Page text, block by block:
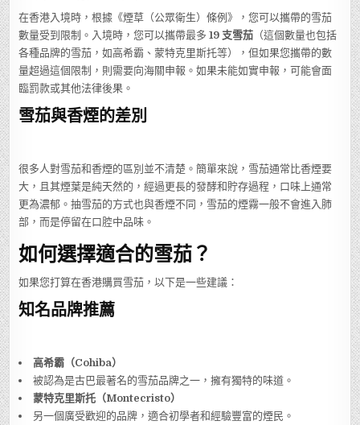
在香港入境時，根據《煙草（公眾衛生）條例》，您可以攜帶的雪茄
數量受到限制。入境時，您可以攜帶最多19 支雪茄 （這個數量也包括
各種品牌的雪茄，如高希霸、蒙特克里斯托等），但如果您攜帶的數
量超過這個限制，則需要向海關申報。如果未能如實申報，可能會面
臨罰款或其他法律後果。
雪茄與香煙的差別
很多人對雪茄和香煙的區別並不清楚。簡單來說，雪茄通常比香煙要
大，且其煙葉是純天然的，經過更長的發酵和貯存過程，口味上通常
更為濃郁。抽雪茄的方式也與香煙不同，雪茄的煙霧一般不會進入肺
部，而是停留在口腔中品味。
如何選擇適合的雪茄？
如果您打算在香港購買雪茄，以下是一些建議：
知名品牌推薦
高希霸（Cohiba）
被認為是古巴最著名的雪茄品牌之一，擁有獨特的味道。
蒙特克里斯托（Montecristo）
另一個廣受歡迎的品牌，適合初學者和經驗豐富的煙民。